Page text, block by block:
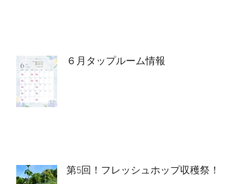
６月タップルーム情報
第5回！フレッシュホップ収穫祭！